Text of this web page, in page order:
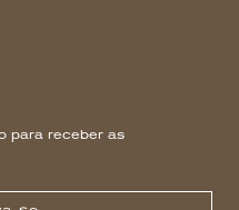
para receber as